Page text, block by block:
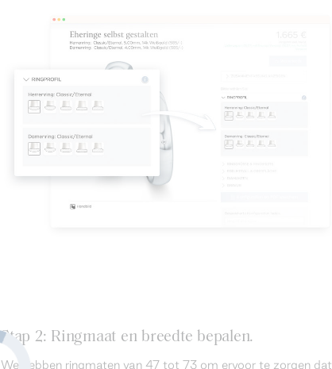
Stap 2: Ringmaat en breedte bepalen.
We hebben ringmaten van 47 tot 73 om ervoor te zorgen dat